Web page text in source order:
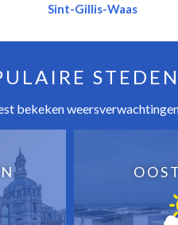
Sint-Gillis-Waas
STEDEN
bekeken